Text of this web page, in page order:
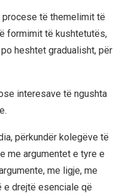
procese të themelimit të
formimit të kushtetutës,
heshtet gradualisht, për
interesave të ngushta
përkundër kolegëve të
me argumentet e tyre e
me ligje, me
drejtë esenciale që